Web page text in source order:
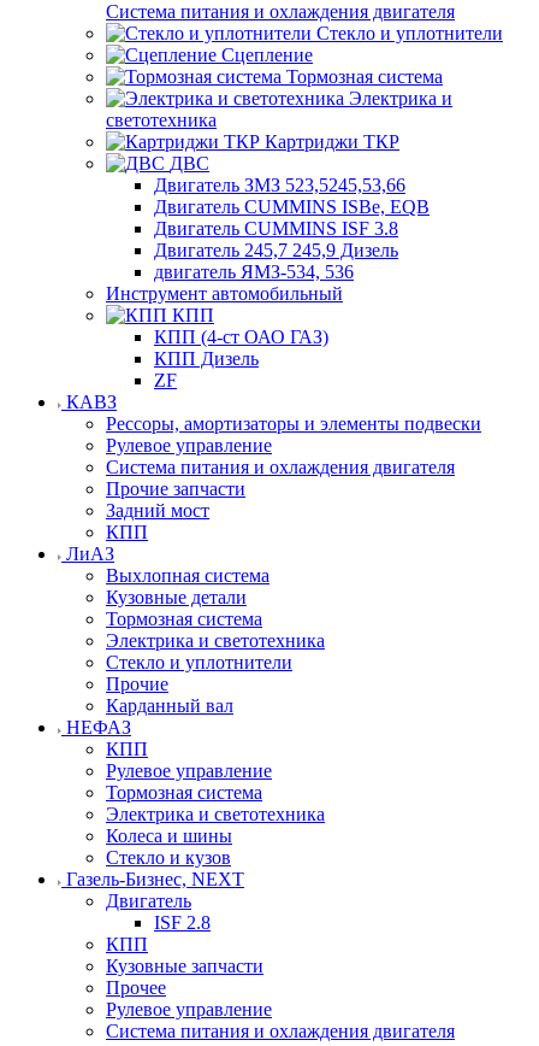
Система питания и охлаждения двигателя
Стекло и уплотнители
Сцепление
Тормозная система
Электрика и
светотехника
Картриджи ТКР
ДВС
Двигатель ЗМЗ 523,5245,53,66
Двигатель CUMMINS ISBe, EQB
Двигатель CUMMINS ISF 3.8
Двигатель 245,7 245,9 Дизель
двигатель ЯМЗ-534, 536
Инструмент автомобильный
КПП
КПП (4-ст ОАО ГАЗ)
КПП Дизель
ZF
КАВЗ
Рессоры, амортизаторы и элементы подвески
Рулевое управление
Система питания и охлаждения двигателя
Прочие запчасти
Задний мост
КПП
ЛиАЗ
Выхлопная система
Кузовные детали
Тормозная система
Электрика и светотехника
Стекло и уплотнители
Прочие
Карданный вал
НЕФАЗ
КПП
Рулевое управление
Тормозная система
Электрика и светотехника
Колеса и шины
Стекло и кузов
Газель-Бизнес, NEXT
Двигатель
ISF 2.8
КПП
Кузовные запчасти
Прочее
Рулевое управление
Система питания и охлаждения двигателя